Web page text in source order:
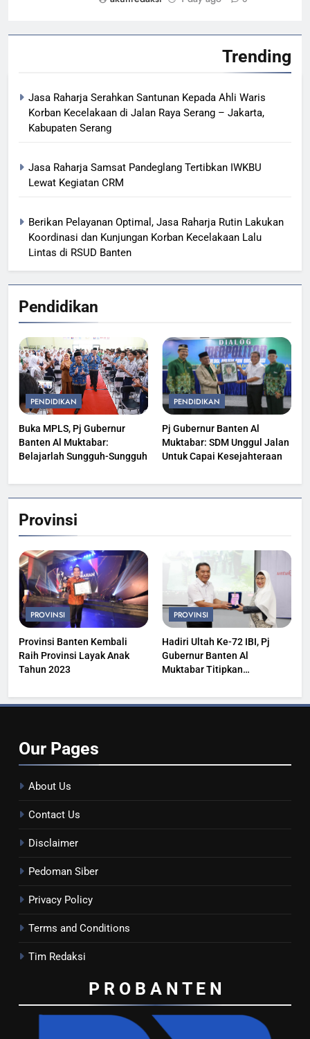
Trending
Jasa Raharja Serahkan Santunan Kepada Ahli Waris
Korban Kecelakaan di Jalan Raya Serang – Jakarta,
Kabupaten Serang
Jasa Raharja Samsat Pandeglang Tertibkan IWKBU
Lewat Kegiatan CRM
Berikan Pelayanan Optimal, Jasa Raharja Rutin Lakukan
Koordinasi dan Kunjungan Korban Kecelakaan Lalu
Lintas di RSUD Banten
Pendidikan
PENDIDIKAN
Buka MPLS, Pj Gubernur
Banten Al Muktabar:
Belajarlah Sungguh-Sungguh
PENDIDIKAN
Pj Gubernur Banten Al
Muktabar: SDM Unggul Jalan
Untuk Capai Kesejahteraan
Provinsi
PROVINSI
Provinsi Banten Kembali
Raih Provinsi Layak Anak
Tahun 2023
PROVINSI
Hadiri Ultah Ke-72 IBI, Pj
Gubernur Banten Al
Muktabar Titipkan
Our Pages
About Us
Contact Us
Disclaimer
Pedoman Siber
Privacy Policy
Terms and Conditions
Tim Redaksi
P R O B A N T E N